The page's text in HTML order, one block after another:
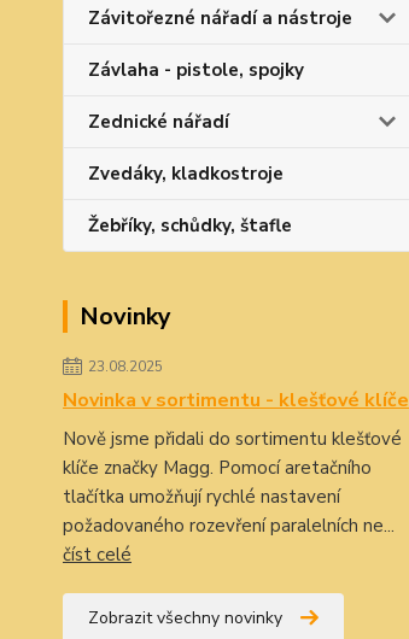
Závitořezné nářadí a nástroje
Závlaha - pistole, spojky
Zednické nářadí
Zvedáky, kladkostroje
Žebříky, schůdky, štafle
Novinky
23.08.2025
Novinka v sortimentu - klešťové klíče
Nově jsme přidali do sortimentu klešťové
klíče značky Magg. Pomocí aretačního
tlačítka umožňují rychlé nastavení
požadovaného rozevření paralelních ne...
číst celé
Zobrazit všechny novinky